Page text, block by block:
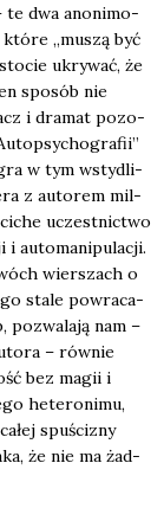
te dwa ano­ni­mo­
„muszą być
ukry­wać, że
spo­sób nie
i dra­mat pozo­
w tym wsty­dli­
z auto­rem mil­
uczest­nic­two
i auto­ma­ni­pu­la­cji.
wier­szach o
sta­le powra­ca­
nam –
– rów­nie
bez magii i
hete­ro­ni­mu,
spu­ści­zny
że nie ma żad­